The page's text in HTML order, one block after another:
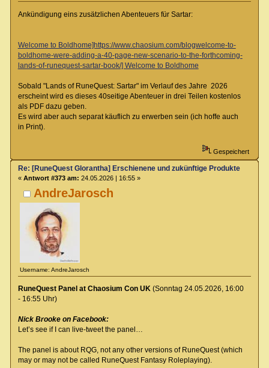
Ankündigung eins zusätzlichen Abenteuers für Sartar:
Welcome to Boldhome]https://www.chaosium.com/blogwelcome-to-
boldhome-were-adding-a-40-page-new-scenario-to-the-forthcoming-
lands-of-runequest-sartar-book/] Welcome to Boldhome
Sobald "Lands of RuneQuest: Sartar" im Verlauf des Jahre 2026
erscheint wird es dieses 40seitige Abenteuer in drei Teilen kostenlos
als PDF dazu geben.
Es wird aber auch separat käuflich zu erwerben sein (ich hoffe auch
in Print).
Gespeichert
AndreJarosch
Username: AndreJarosch
Re: [RuneQuest Glorantha] Erschienene und zukünftige Produkte
« Antwort #373 am: 24.05.2026 | 16:55 »
RuneQuest Panel at Chaosium Con UK(Sonntag 24.05.2026, 16:00
- 16:55 Uhr)
Nick Brooke on Facebook:
Let’s see if I can live-tweet the panel…
The panel is about RQG, not any other versions of RuneQuest (which
may or may not be called RuneQuest Fantasy Roleplaying).